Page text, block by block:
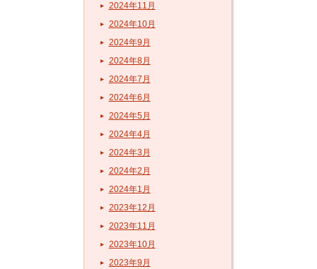
2024年11月
2024年10月
2024年9月
2024年8月
2024年7月
2024年6月
2024年5月
2024年4月
2024年3月
2024年2月
2024年1月
2023年12月
2023年11月
2023年10月
2023年9月